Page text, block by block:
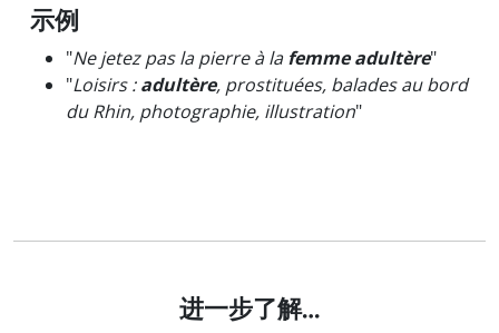
示例
"Ne jetez pas la pierre à lafemme adultère"
"Loisirs :adultère, prostituées, balades au bord
du Rhin, photographie, illustration"
进一步了解…